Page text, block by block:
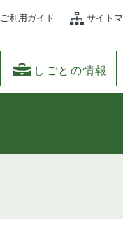
ご利用ガイド サイト
しごとの情報